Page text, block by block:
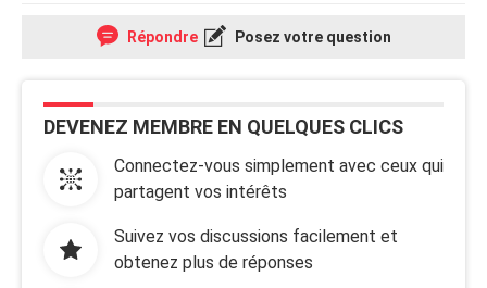
Répondre Posez votre question
DEVENEZ MEMBRE EN QUELQUES CLICS
Connectez-vous simplement avec ceux qui
partagent vos intérêts
Suivez vos discussions facilement et
obtenez plus de réponses